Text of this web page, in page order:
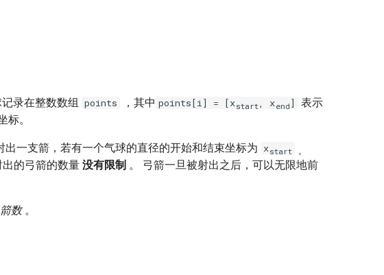
录在整数数组 points ，其中 points[i] = [xstart, xend ]
表示
。
出一支箭，若有一个气球的直径的开始和结束坐标为 xstart ，
出的弓箭的数量 没有限制 。 弓箭一旦被射出之后，可以无限地前
数。